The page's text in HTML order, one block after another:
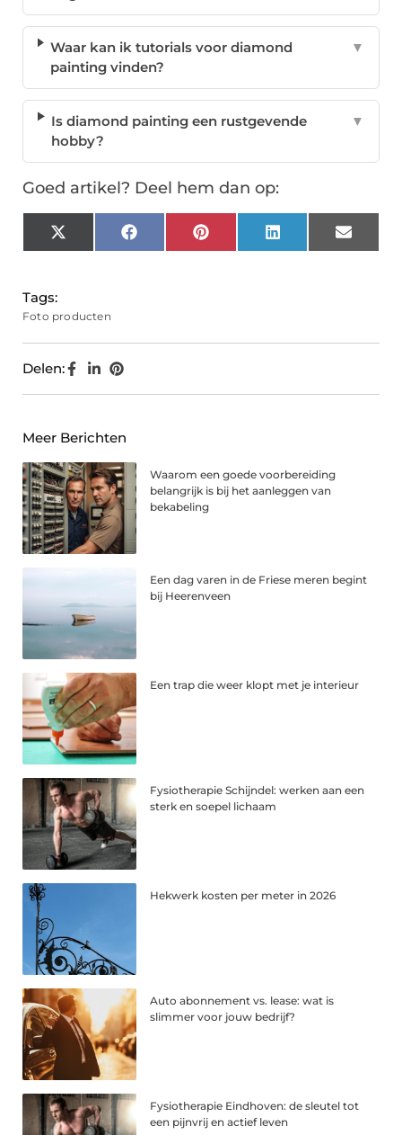
Waar kan ik tutorials voor diamond
painting vinden?
▼
Is diamond painting een rustgevende
hobby?
▼
Goed artikel? Deel hem dan op:
X
(Twitter)
FacebookPinterest LinkedIn Email
Tags:
Foto producten
Delen:
Meer Berichten
Waarom een goede voorbereiding
belangrijk is bij het aanleggen van
bekabeling
Een dag varen in de Friese meren begint
bij Heerenveen
Een trap die weer klopt met je interieur
Fysiotherapie Schijndel: werken aan een
sterk en soepel lichaam
Hekwerk kosten per meter in 2026
Auto abonnement vs. lease: wat is
slimmer voor jouw bedrijf?
Fysiotherapie Eindhoven: de sleutel tot
een pijnvrij en actief leven